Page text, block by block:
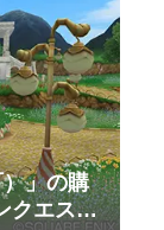
」の購
クエスト